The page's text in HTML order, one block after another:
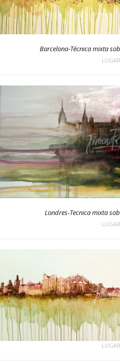
Barcelona-Técnica mixta
Londres-Tecnica mixta